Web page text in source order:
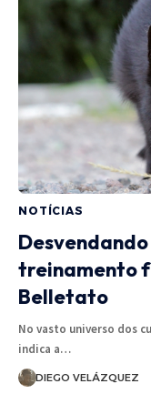
NOTÍCIAS
treinamento
Belletato
No vasto universo dos
indica a…
DIEGO VELÁZQUEZ